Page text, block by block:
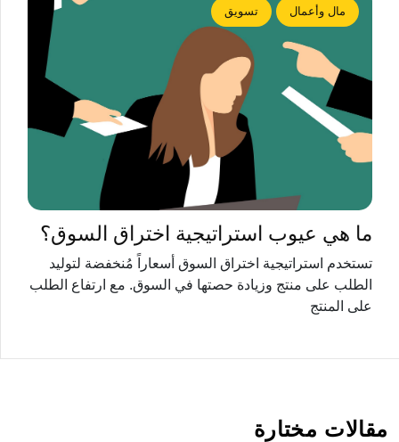
مال وأعمال تسويق
ما هي عيوب استراتيجية اختراق السوق؟
تستخدم استراتيجية اختراق السوق أسعاراً مُنخفضة لتوليد
الطلب على منتج وزيادة حصتها في السوق. مع ارتفاع الطلب
على المنتج
مقالات مختارة